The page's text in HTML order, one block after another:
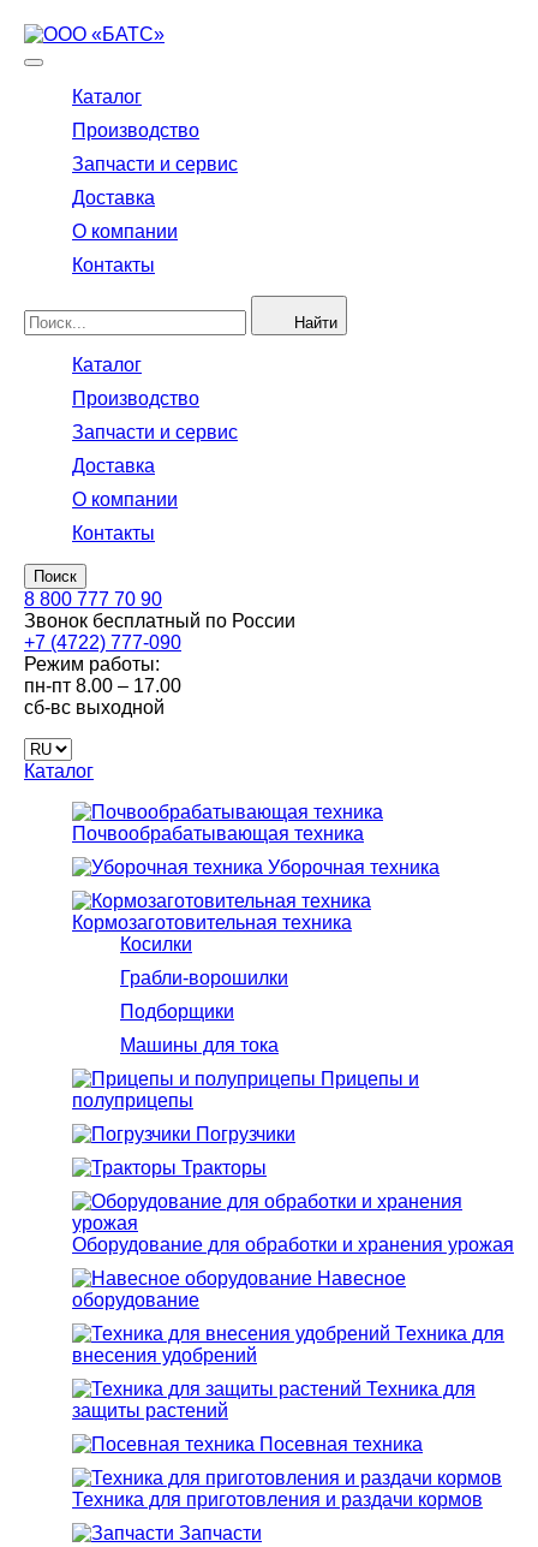
Каталог
Производство
Запчасти и сервис
Доставка
О компании
Контакты
Найти
Каталог
Производство
Запчасти и сервис
Доставка
О компании
Контакты
Поиск
8 800 777 70 90
Звонок бесплатный по России
+7 (4722) 777-090
Режим работы:
пн-пт 8.00 – 17.00
сб-вс выходной
Каталог
Почвообрабатывающая техника
Уборочная техника
Кормозаготовительная техника
Косилки
Грабли-ворошилки
Подборщики
Машины для тока
Прицепы и
полуприцепы
Погрузчики
Тракторы
Оборудование для обработки и хранения урожая
Навесное
оборудование
Техника для
внесения удобрений
Техника для
защиты растений
Посевная техника
Техника для приготовления и раздачи кормов
Запчасти